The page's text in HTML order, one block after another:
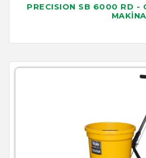
PRECISION SB 6000 RD -